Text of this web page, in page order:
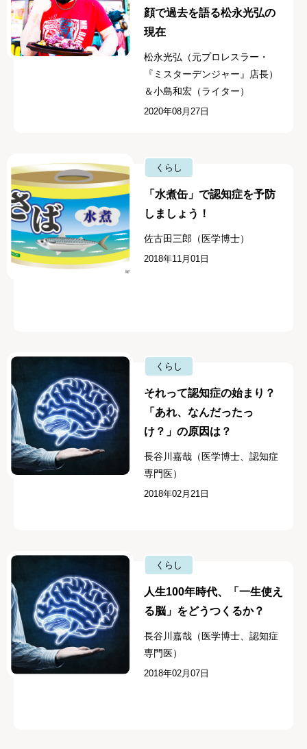
顔で過去を語る松永光弘の
現在
松永光弘（元プロレスラー・
『ミスターデンジャー』店長）
＆小島和宏（ライター）
2020年08月27日
くらし
「水煮缶」で認知症を予防
しましょう！
佐古田三郎（医学博士）
2018年11月01日
くらし
それって認知症の始まり？
「あれ、なんだったっ
け？」の原因は？
長谷川嘉哉（医学博士、認知症
専門医）
2018年02月21日
くらし
人生100年時代、「一生使え
る脳」をどうつくるか？
長谷川嘉哉（医学博士、認知症
専門医）
2018年02月07日